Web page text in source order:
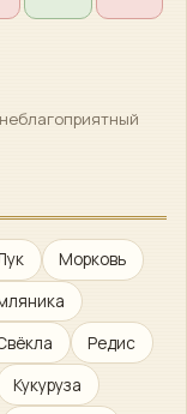
неблагоприятный
Морковь
Редис
Кукуруза